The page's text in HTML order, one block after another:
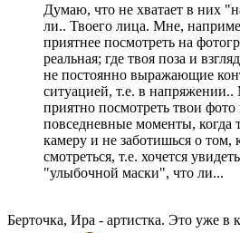
Думаю, что не хватает в них
ли.. Твоего лица. Мне,
приятнее посмотреть на
реальная; где твоя поза и
не постоянно выражающиe
ситуацией, т.е. в
приятно посмотреть твои фото
повседневные моменты, когда
камеру и не заботишься о том,
смотреться, т.е. хочется
"улыбочной маски", что ли...
Берточка, Ира - артистка. Это уже в